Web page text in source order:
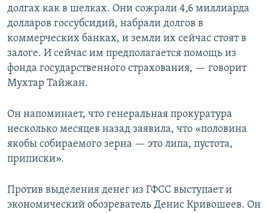
долгах как в шелках. Они сожрали 4,6 миллиарда
долларов госсубсидий, набрали долгов в
коммерческих банках, и земли их сейчас стоят в
залоге. И сейчас им предполагается помощь из
фонда государственного страхования, — говорит
Мухтар Тайжан.
Он напоминает, что генеральная прокуратура
несколько месяцев назад заявила, что «половина
якобы собираемого зерна — это липа, пустота,
приписки».
Против выделения денег из ГФСС выступает и
экономический обозреватель Денис Кривошеев. Он